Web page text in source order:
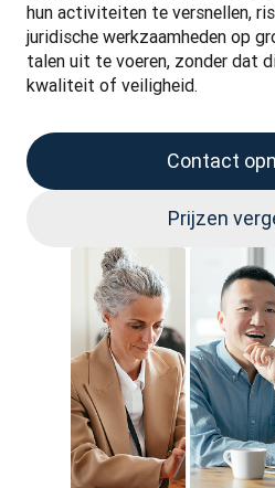
hun activiteiten te versnellen,
juridische werkzaamheden op
talen uit te voeren, zonder dat
kwaliteit of veiligheid.
Contact
Prijzen